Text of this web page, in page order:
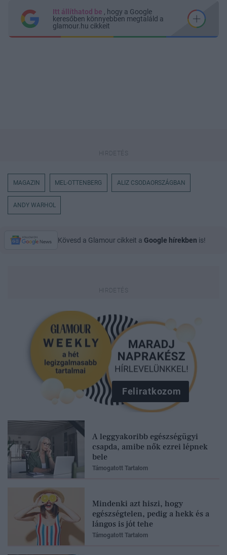
Itt állíthatod be , hogy a Google
keresőben könnyebben megtaláld a
glamour.hu cikkeit
MAGAZIN MEL-OTTENBERG ALIZ CSODAORSZÁGBAN
ANDY WARHOL
Kövesd a Glamour cikkeit a Google hírekben is!
Feliratkozom
A leggyakoribb egészségügyi
csapda, amibe nők ezrei lépnek
bele
Támogatott Tartalom
Mindenki azt hiszi, hogy
egészségtelen, pedig a hekk és a
lángos is jót tehe
Támogatott Tartalom